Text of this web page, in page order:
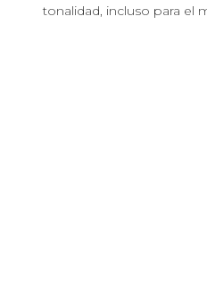
tonalidad, incluso para el